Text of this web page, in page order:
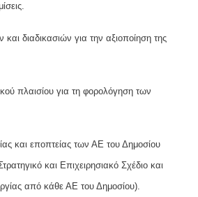
διαδικασιών για την αξιοποίηση της
πλαισίου για τη φορολόγηση των
και εποπτείας των ΑΕ του Δημοσίου
και Επιχειρησιακό Σχέδιο και
από κάθε ΑΕ του Δημοσίου).